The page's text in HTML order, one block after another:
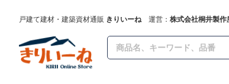
戸建て建材・建築資材通販 きりいーね運営： 株式会社桐井製作